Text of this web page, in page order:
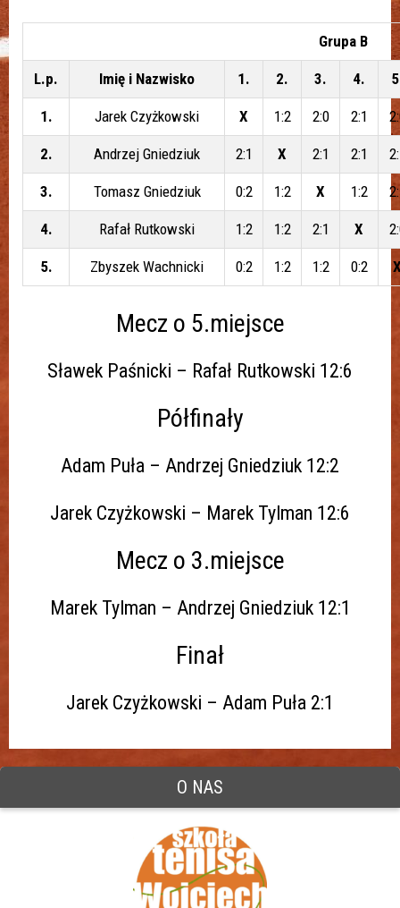
Grupa B
L.p. Imię i Nazwisko 1. 2. 3. 4.
1. Jarek Czyżkowski X 1:2 2:0 2:1
2. Andrzej Gniedziuk 2:1 X 2:1 2:1
3. Tomasz Gniedziuk 0:2 1:2 X 1:2
4. Rafał Rutkowski 1:2 1:2 2:1 X
5. Zbyszek Wachnicki 0:2 1:2 1:2 0:2
Mecz o 5.miejsce
Sławek Paśnicki – Rafał Rutkowski 12:6
Półfinały
Adam Puła – Andrzej Gniedziuk 12:2
Jarek Czyżkowski – Marek Tylman 12:6
Mecz o 3.miejsce
Marek Tylman – Andrzej Gniedziuk 12:1
Finał
Jarek Czyżkowski – Adam Puła 2:1
O NAS